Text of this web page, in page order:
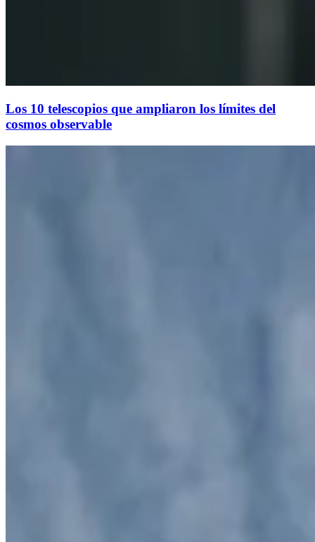
Los 10 telescopios que ampliaron los límites del
cosmos observable